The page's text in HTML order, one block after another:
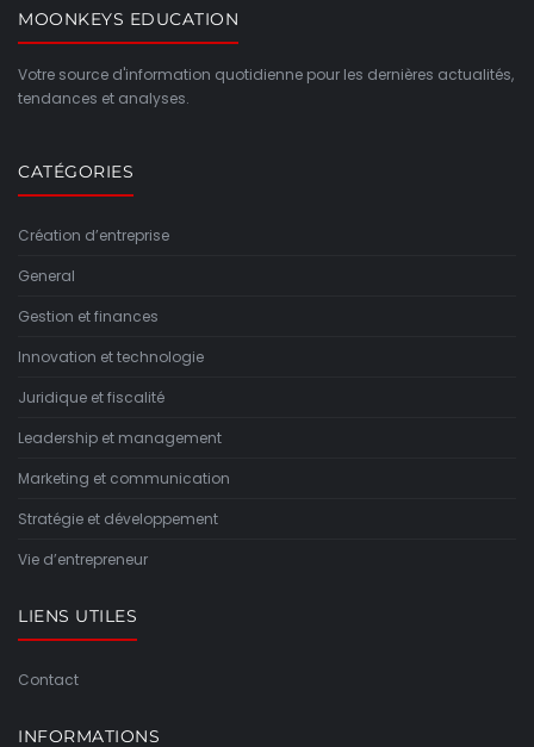
MOONKEYS EDUCATION
Votre source d'information quotidienne pour les dernières actualités,
tendances et analyses.
CATÉGORIES
Création d’entreprise
General
Gestion et finances
Innovation et technologie
Juridique et fiscalité
Leadership et management
Marketing et communication
Stratégie et développement
Vie d’entrepreneur
LIENS UTILES
Contact
INFORMATIONS